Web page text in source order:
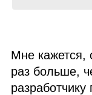
Мне кажется,
раз больше,